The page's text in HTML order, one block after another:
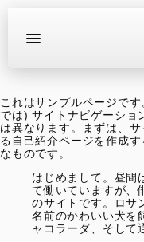
ラインナップ
店舗情報
新車
これはサンプルページで
では) サイトナビゲーショ
は異なります。まずは、
る自己紹介ページを作成
なものです。
はじめまして。昼間
て働いていますが、
のサイトです。ロサ
名前のかわいい犬を
ャコラーダ、そして